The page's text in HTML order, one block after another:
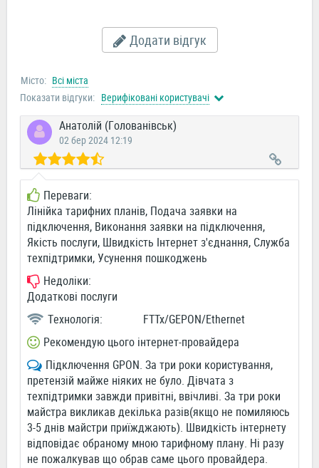
Додати відгук
Місто: Всі міста
Показати відгуки: Верифіковані користувачі
Анатолій (Голованівськ)
02 бер 2024 12:19
Переваги:
Лінійка тарифних планів, Подача заявки на
підключення, Виконання заявки на підключення,
Якість послуги, Швидкість Інтернет з'єднання, Служба
техпідтримки, Усунення пошкоджень
Недоліки:
Додаткові послуги
Технологія:
FTTx/GEPON/Ethernet
Рекомендую цього інтернет-провайдера
Підключення GPON. За три роки користування,
претензій майже ніяких не було. Дівчата з
техпідтримки завжди привітні, ввічливі. За три роки
майстра викликав декілька разів(якщо не помиляюсь
3-5 днів майстри приїжджають). Швидкість інтернету
відповідає обраному мною тарифному плану. Ні разу
не пожалкував що обрав саме цього провайдера.